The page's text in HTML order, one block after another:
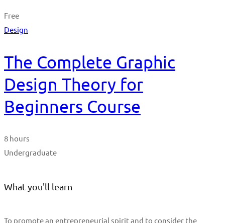
Free
Design
The Complete Graphic
Design Theory for
Beginners Course
8 hours
Undergraduate
What you'll learn
To promote an entrepreneurial spirit and to consider the